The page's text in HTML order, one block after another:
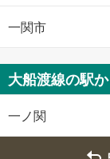
一関市
大船渡線の駅
一ノ関